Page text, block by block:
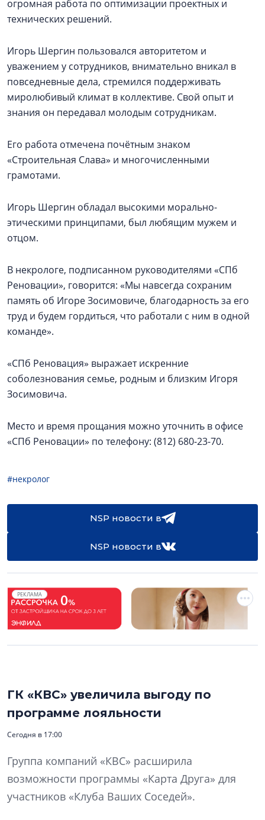
огромная работа по оптимизации проектных и
технических решений.
Игорь Шергин пользовался авторитетом и
уважением у сотрудников, внимательно вникал в
повседневные дела, стремился поддерживать
миролюбивый климат в коллективе. Свой опыт и
знания он передавал молодым сотрудникам.
Его работа отмечена почётным знаком
«Строительная Слава» и многочисленными
грамотами.
Игорь Шергин обладал высокими морально-
этическими принципами, был любящим мужем и
отцом.
В некрологе, подписанном руководителями «СПб
Реновации», говорится: «Мы навсегда сохраним
память об Игоре Зосимовиче, благодарность за его
труд и будем гордиться, что работали с ним в одной
команде».
«СПб Реновация» выражает искренние
соболезнования семье, родным и близким Игоря
Зосимовича.
Место и время прощания можно уточнить в офисе
«СПб Реновации» по телефону: (812) 680-23-70.
#некролог
NSP новости в
NSP новости в
РЕКЛАМА
ГК «КВС» увеличила выгоду по
программе лояльности
Сегодня в 17:00
Группа компаний «КВС» расширила
возможности программы «Карта Друга» для
участников «Клуба Ваших Соседей».